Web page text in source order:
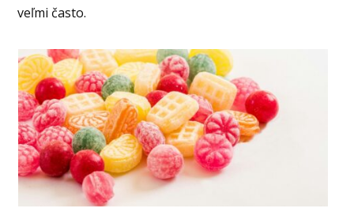
veľmi často.